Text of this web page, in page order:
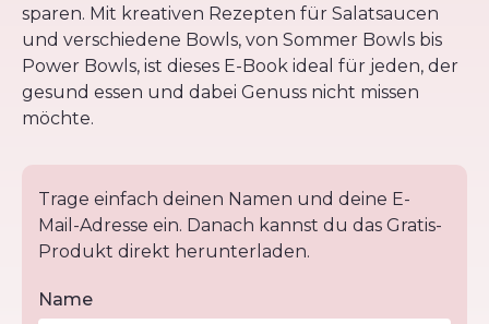
sparen. Mit kreativen Rezepten für Salatsaucen
und verschiedene Bowls, von Sommer Bowls bis
Power Bowls, ist dieses E-Book ideal für jeden, der
gesund essen und dabei Genuss nicht missen
möchte.
Trage einfach deinen Namen und deine E-
Mail-Adresse ein. Danach kannst du das Gratis-
Produkt direkt herunterladen.
Name